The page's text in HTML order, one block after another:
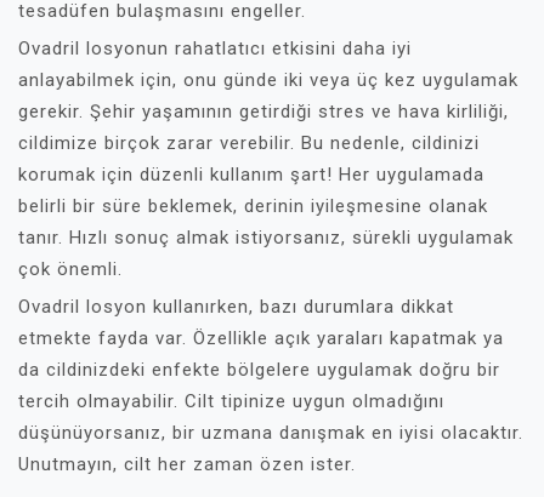
tesadüfen bulaşmasını engeller.
Ovadril losyonun rahatlatıcı etkisini daha iyi
anlayabilmek için, onu günde iki veya üç kez uygulamak
gerekir. Şehir yaşamının getirdiği stres ve hava kirliliği,
cildimize birçok zarar verebilir. Bu nedenle, cildinizi
korumak için düzenli kullanım şart! Her uygulamada
belirli bir süre beklemek, derinin iyileşmesine olanak
tanır. Hızlı sonuç almak istiyorsanız, sürekli uygulamak
çok önemli.
Ovadril losyon kullanırken, bazı durumlara dikkat
etmekte fayda var. Özellikle açık yaraları kapatmak ya
da cildinizdeki enfekte bölgelere uygulamak doğru bir
tercih olmayabilir. Cilt tipinize uygun olmadığını
düşünüyorsanız, bir uzmana danışmak en iyisi olacaktır.
Unutmayın, cilt her zaman özen ister.